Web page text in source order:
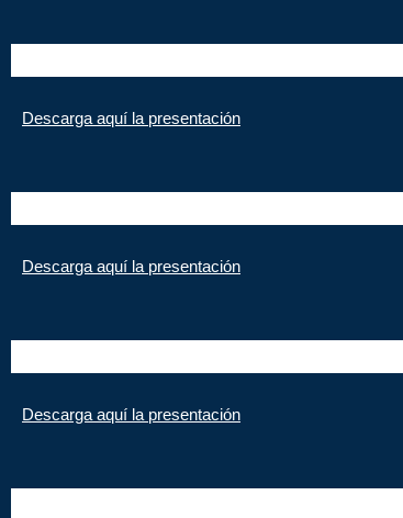
Descarga aquí la presentación
Descarga aquí la presentación
Descarga aquí la presentación